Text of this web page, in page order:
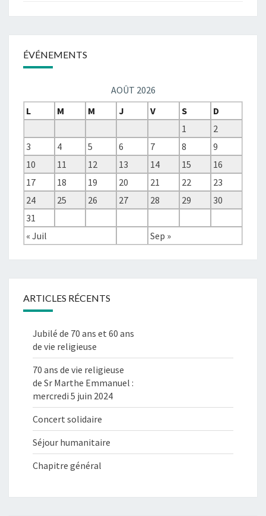
ÉVÉNEMENTS
AOÛT 2026
L
M M J V S
D
1
2
3
4 5 6 7 8
9
10
11 12 13 14 15
16
17
18 19 20 21 22
23
24
25 26 27 28 29
30
31
« Juil
Sep »
ARTICLES RÉCENTS
Jubilé de 70 ans et 60 ans
de vie religieuse
70 ans de vie religieuse
de Sr Marthe Emmanuel :
mercredi 5 juin 2024
Concert solidaire
Séjour humanitaire
Chapitre général